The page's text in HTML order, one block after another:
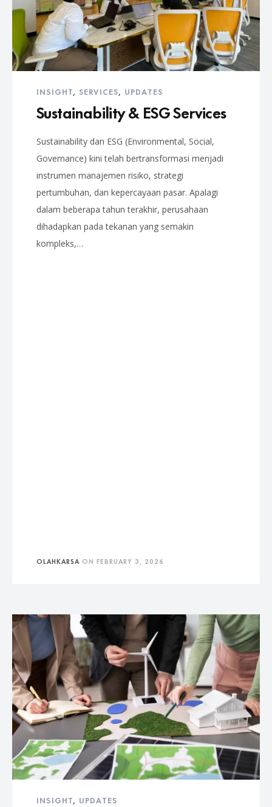
INSIGHT, SERVICES, UPDATES
Sustainability & ESG Services
Sustainability dan ESG (Environmental, Social,
Governance) kini telah bertransformasi menjadi
instrumen manajemen risiko, strategi
pertumbuhan, dan kepercayaan pasar. Apalagi
dalam beberapa tahun terakhir, perusahaan
dihadapkan pada tekanan yang semakin
kompleks,…
OLAHKARSA ON FEBRUARY 3, 2026
INSIGHT, UPDATES